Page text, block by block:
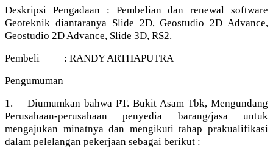
Deskripsi Pengadaan : Pembelian dan renewal software
Geoteknik diantaranya Slide 2D, Geostudio 2D Advance,
Geostudio 2D Advance, Slide 3D, RS2.
Pembeli : RANDY ARTHAPUTRA
Pengumuman
1. Diumumkan bahwa PT. Bukit Asam Tbk, Mengundang
Perusahaan-perusahaan penyedia barang/jasa untuk
mengajukan minatnya dan mengikuti tahap prakualifikasi
dalam pelelangan pekerjaan sebagai berikut :